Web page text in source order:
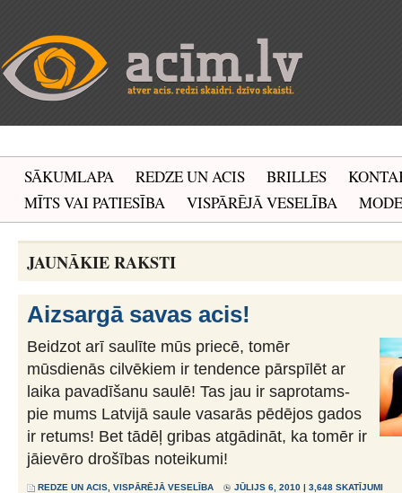
SĀKUMLAPA REDZE UN ACIS BRILLES
MĪTS VAI PATIESĪBA
VISPĀRĒJĀ VESELĪBA MODE
JAUNĀKIE RAKSTI
Aizsargā savas acis!
Beidzot arī saulīte mūs priecē, tomēr
mūsdienās cilvēkiem ir tendence pārspīlēt ar
laika pavadīšanu saulē! Tas jau ir saprotams-
pie mums Latvijā saule vasarās pēdējos gados
ir retums! Bet tādēļ gribas atgādināt, ka tomēr ir
jāievēro drošības noteikumi!
REDZE UN ACIS VISPĀRĒJĀ VESELĪBA JŪLIJS 6, 2010 | 3,648 SKATĪJUMI